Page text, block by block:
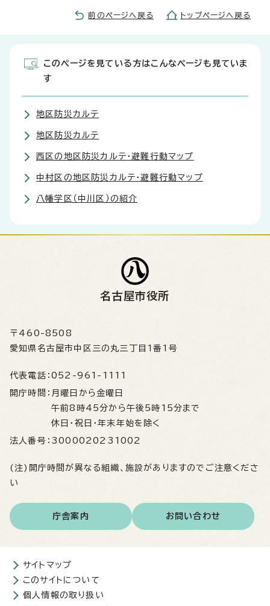
前のページへ戻る トップページへ戻る
このページを見ている方はこんなページも見ていま
す
地区防災カルテ
地区防災カルテ
西区の地区防災カルテ・避難行動マップ
中村区の地区防災カルテ・避難行動マップ
八幡学区（中川区）の紹介
名古屋市役所
〒460-8508
愛知県名古屋市中区三の丸三丁目1番1号
代表電話： 052-961-1111
開庁時間： 月曜日から金曜日
午前8時45分から午後5時15分まで
休日・祝日・年末年始を除く
法人番号： 3000020231002
(注)開庁時間が異なる組織、施設がありますのでご注意くださ
い
庁舎案内 お問い合わせ
サイトマップ
このサイトについて
個人情報の取り扱い